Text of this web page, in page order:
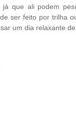
que ali podem
ser feito por trilha
um dia relaxante de